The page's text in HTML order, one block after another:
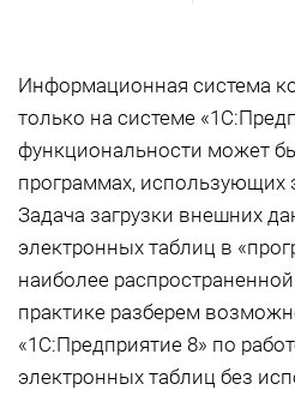
Информационная система
только на системе
функциональности может
программах, использующих
Задача загрузки внешних
электронных таблиц в
наиболее
практике разберем
«1С:Предприятие 8» по
электронных таблиц без